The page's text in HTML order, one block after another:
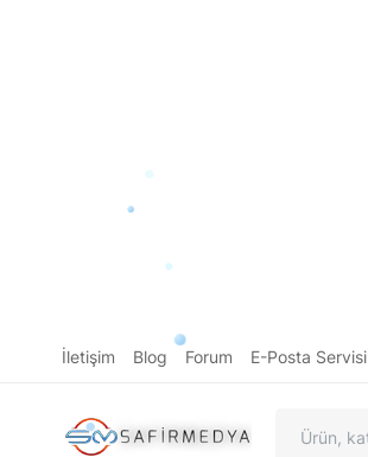
İletişim Blog Forum E-Posta Servisi